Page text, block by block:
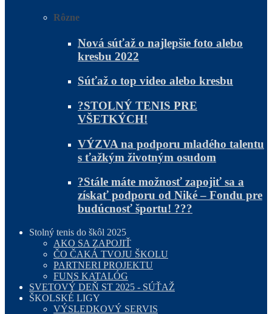
Rôzne
Nová súťaž o najlepšie foto alebo
kresbu 2022
Súťaž o top video alebo kresbu
?STOLNÝ TENIS PRE
VŠETKÝCH!
VÝZVA na podporu mladého talentu
s ťažkým životným osudom
?Stále máte možnosť zapojiť sa a
získať podporu od Niké – Fondu pre
budúcnosť športu! ???
Stolný tenis do škôl 2025
AKO SA ZAPOJIŤ
ČO ČAKÁ TVOJU ŠKOLU
PARTNERI PROJEKTU
FUNS KATALÓG
SVETOVÝ DEŇ ST 2025 - SÚŤAŽ
ŠKOLSKÉ LIGY
VÝSLEDKOVÝ SERVIS